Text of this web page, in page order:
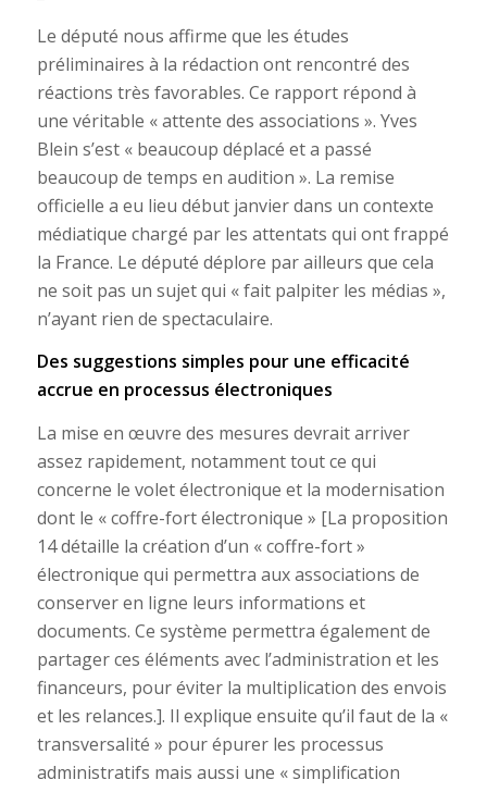
Le député nous affirme que les études
préliminaires à la rédaction ont rencontré des
réactions très favorables. Ce rapport répond à
une véritable « attente des associations ». Yves
Blein s’est « beaucoup déplacé et a passé
beaucoup de temps en audition ». La remise
officielle a eu lieu début janvier dans un contexte
médiatique chargé par les attentats qui ont frappé
la France. Le député déplore par ailleurs que cela
ne soit pas un sujet qui « fait palpiter les médias »,
n’ayant rien de spectaculaire.
Des suggestions simples pour une efficacité
accrue en processus électroniques
La mise en œuvre des mesures devrait arriver
assez rapidement, notamment tout ce qui
concerne le volet électronique et la modernisation
dont le « coffre-fort électronique » [La proposition
14 détaille la création d’un « coffre-fort »
électronique qui permettra aux associations de
conserver en ligne leurs informations et
documents. Ce système permettra également de
partager ces éléments avec l’administration et les
financeurs, pour éviter la multiplication des envois
et les relances.]. Il explique ensuite qu’il faut de la «
transversalité » pour épurer les processus
administratifs mais aussi une « simplification